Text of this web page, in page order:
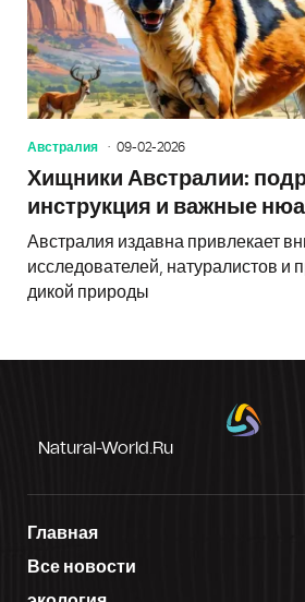
Австралия 09-02-2026
Хищники Австралии:
инструкция и важные
Австралия издавна привлекает
исследователей, натуралистов и
дикой природы
Natural-World.ru
Главная
Все новости